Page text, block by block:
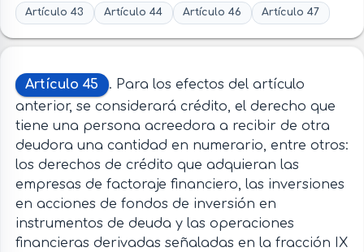
Artículo 43 Artículo 44 Artículo 46 Artículo 47
Artículo 45
. Para los efectos del artículo
anterior, se considerará crédito, el derecho que
tiene una persona acreedora a recibir de otra
deudora una cantidad en numerario, entre otros:
los derechos de crédito que adquieran las
empresas de factoraje financiero, las inversiones
en acciones de fondos de inversión en
instrumentos de deuda y las operaciones
financieras derivadas señaladas en la fracción IX